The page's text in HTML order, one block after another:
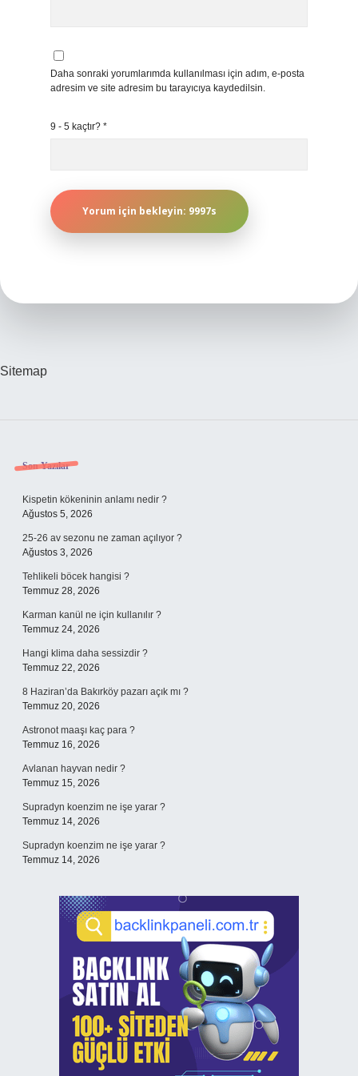
Daha sonraki yorumlarımda kullanılması için adım, e-posta
adresim ve site adresim bu tarayıcıya kaydedilsin.
9 - 5 kaçtır? *
Sitemap
Sidebar
Son Yazılar
Kispetin kökeninin anlamı nedir ?
Ağustos 5, 2026
25-26 av sezonu ne zaman açılıyor ?
Ağustos 3, 2026
Tehlikeli böcek hangisi ?
Temmuz 28, 2026
Karman kanül ne için kullanılır ?
Temmuz 24, 2026
Hangi klima daha sessizdir ?
Temmuz 22, 2026
8 Haziran’da Bakırköy pazarı açık mı ?
Temmuz 20, 2026
Astronot maaşı kaç para ?
Temmuz 16, 2026
Avlanan hayvan nedir ?
Temmuz 15, 2026
Supradyn koenzim ne işe yarar ?
Temmuz 14, 2026
Supradyn koenzim ne işe yarar ?
Temmuz 14, 2026